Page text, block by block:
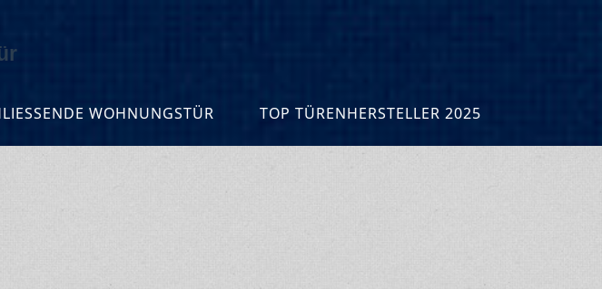
WOHNUNGSTÜR TOP TÜRENHERSTELLER 2025